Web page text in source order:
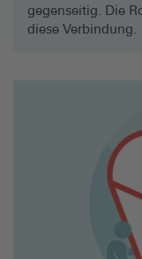
gegenseitig. Die
diese Verbindung.